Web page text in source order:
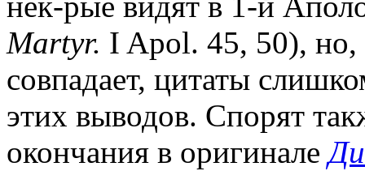
Martyr. I Apol. 45, 50), но,
совпадает, цитаты
этих выводов. Спорят
окончания в оригинале